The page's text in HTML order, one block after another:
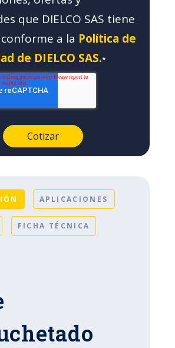
que DIELCO SAS tiene
a la Política de
de DIELCO SAS.*
APLICACIONES
FICHA TÉCNICA